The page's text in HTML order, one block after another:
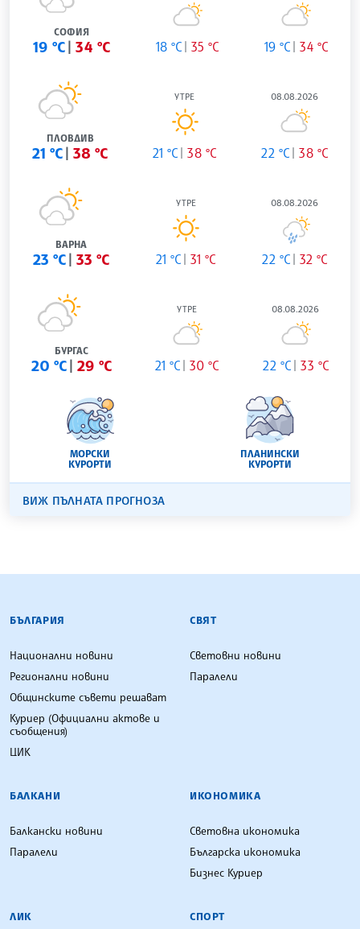
СОФИЯ
19 °C 34 °C 18 °C 35 °C 19 °C 34 °C
ПЛОВДИВ
21 °C 38 °C
УТРЕ
21 °C 38 °C
08.08.2026
22 °C 38 °C
ВАРНА
23 °C 33 °C
УТРЕ
21 °C 31 °C
08.08.2026
22 °C 32 °C
БУРГАС
20 °C 29 °C
УТРЕ
21 °C 30 °C
08.08.2026
22 °C 33 °C
МОРСКИ
КУРОРТИ
ПЛАНИНСКИ
КУРОРТИ
ВИЖ ПЪЛНАТА ПРОГНОЗА
БЪЛГАРСКА ТЕЛЕГРАФНА АГЕНЦИЯ
БЪЛГАРИЯ
Национални новини
Регионални новини
Общинските съвети решават
Куриер (Официални актове и
съобщения)
ЦИК
СВЯТ
Световни новини
Паралели
БАЛКАНИ
Балкански новини
Паралели
ИКОНОМИКА
Световна икономика
Българска икономика
Бизнес Куриер
ЛИК СПОРТ